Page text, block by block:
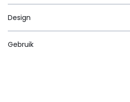
Design
Gebruik